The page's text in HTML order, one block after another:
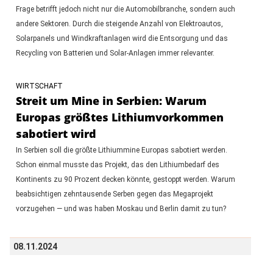
Frage betrifft jedoch nicht nur die Automobilbranche, sondern auch
andere Sektoren. Durch die steigende Anzahl von Elektroautos,
Solarpanels und Windkraftanlagen wird die Entsorgung und das
Recycling von Batterien und Solar-Anlagen immer relevanter.
WIRTSCHAFT
Streit um Mine in Serbien: Warum
Europas größtes Lithiumvorkommen
sabotiert wird
In Serbien soll die größte Lithiummine Europas sabotiert werden.
Schon einmal musste das Projekt, das den Lithiumbedarf des
Kontinents zu 90 Prozent decken könnte, gestoppt werden. Warum
beabsichtigen zehntausende Serben gegen das Megaprojekt
vorzugehen — und was haben Moskau und Berlin damit zu tun?
08.11.2024